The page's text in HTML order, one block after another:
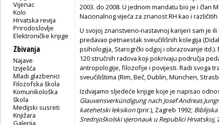
Vijenac
Kolo
Hrvatska revija
Prirodoslovlje
Elektroničke knjige
Zbivanja
Najave
Izvješća
Mladi glazbenici
Filozofska škola
Komunikološka
škola
Medijski susreti
Knjižara
Galerija
2003. do 2008. U jednom mandatu bio je i član
Nacionalnog vijeća za znanost RH kao i
U svojoj znanstveno-nastavnoj karijeri sam je
predavao petnaestak sveučilišnih kolegija
psihologija, Starogrčki odgoj i obrazovanje
120 stručnih radova koji pokrivaju područja
antropologije, filozofije i povijesti. Radi svoga
sveučilištima (Rim, Beč, Dublin, München,
Izdvajamo sljedeće knjige koje je napisao
Glauvensverkündigung nach Josef Andreas
katehetski leksikon(prir.), Zagreb 1992;
Srednjoškolski vjeronauk u Republici Hrvatskoj,